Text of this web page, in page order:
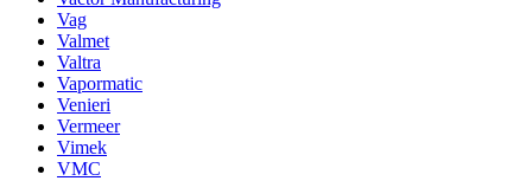
Vag
Valmet
Valtra
Vapormatic
Venieri
Vermeer
Vimek
VMC